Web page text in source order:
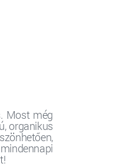
Most még
organikus